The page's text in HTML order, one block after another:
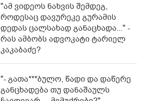
"ამ ვიდეოს ნახვის შემდეგ,
როდესაც დავურეკე გურამის
დედას ცალსახად განაცხადა..." -
რას ამბობს ადვოკატი ტარიელ
კაკაბაძე?
"- გათა***ბულო, წადი და დაწერე
განცხადება თუ დანაშაულს